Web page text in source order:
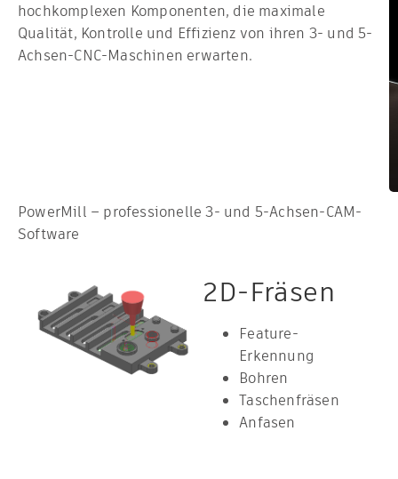
hochkomplexen Komponenten, die maximale
Qualität, Kontrolle und Effizienz von ihren 3- und 5-
Achsen-CNC-Maschinen erwarten.
PowerMill – professionelle 3- und 5-Achsen-CAM-
Software
2D-Fräsen
Feature-
Erkennung
Bohren
Taschenfräsen
Anfasen